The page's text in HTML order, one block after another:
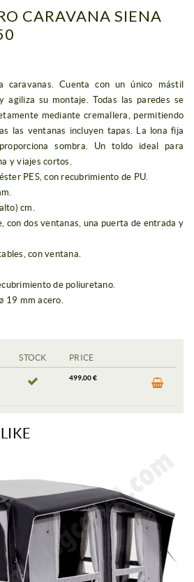
CARAVANA SIENA
caravanas. Cuenta con un único mástil
agiliza su montaje. Todas las paredes se
mediante cremallera, permitiendo
las ventanas incluyen tapas. La lona fija
sombra. Un toldo ideal para
y viajes cortos.
PES, con recubrimiento de PU.
cm.
con dos ventanas, una puerta de entrada y
con ventana.
de poliuretano.
19 mm acero.
STOCK PRICE
499,00 €